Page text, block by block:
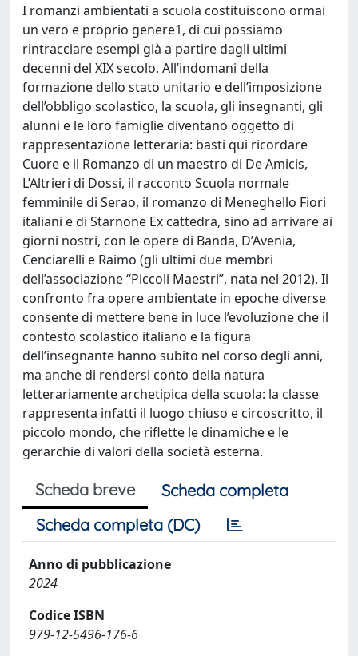
I romanzi ambientati a scuola costituiscono ormai
un vero e proprio genere1, di cui possiamo
rintracciare esempi già a partire dagli ultimi
decenni del XIX secolo. All’indomani della
formazione dello stato unitario e dell’imposizione
dell’obbligo scolastico, la scuola, gli insegnanti, gli
alunni e le loro famiglie diventano oggetto di
rappresentazione letteraria: basti qui ricordare
Cuore e il Romanzo di un maestro di De Amicis,
L’Altrieri di Dossi, il racconto Scuola normale
femminile di Serao, il romanzo di Meneghello Fiori
italiani e di Starnone Ex cattedra, sino ad arrivare ai
giorni nostri, con le opere di Banda, D’Avenia,
Cenciarelli e Raimo (gli ultimi due membri
dell’associazione “Piccoli Maestri”, nata nel 2012). Il
confronto fra opere ambientate in epoche diverse
consente di mettere bene in luce l’evoluzione che il
contesto scolastico italiano e la figura
dell’insegnante hanno subito nel corso degli anni,
ma anche di rendersi conto della natura
letterariamente archetipica della scuola: la classe
rappresenta infatti il luogo chiuso e circoscritto, il
piccolo mondo, che riflette le dinamiche e le
gerarchie di valori della società esterna.
Scheda breve
Scheda completa
Scheda completa (DC)
Anno di pubblicazione
2024
Codice ISBN
979-12-5496-176-6